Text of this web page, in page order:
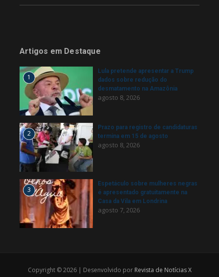
Artigos em Destaque
1
Lula pretende apresentar a Trump
dados sobre redução do
desmatamento na Amazônia
agosto 8, 2026
2
Prazo para registro de candidaturas
termina em 15 de agosto
agosto 8, 2026
3
Espetáculo sobre mulheres negras
é apresentado gratuitamente na
Casa da Vila em Londrina
agosto 7, 2026
Copyright © 2026 | Desenvolvido por Revista de Notícias X